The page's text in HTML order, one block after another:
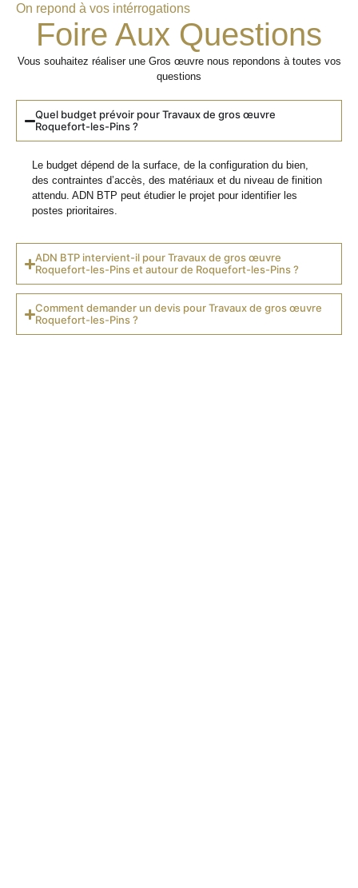
On repond à vos intérrogations
Foire Aux Questions
Vous souhaitez réaliser une Gros œuvre nous repondons à toutes vos
questions
Quel budget prévoir pour Travaux de gros œuvre
Roquefort-les-Pins ?
Le budget dépend de la surface, de la configuration du bien,
des contraintes d’accès, des matériaux et du niveau de finition
attendu. ADN BTP peut étudier le projet pour identifier les
postes prioritaires.
ADN BTP intervient-il pour Travaux de gros œuvre
Roquefort-les-Pins et autour de Roquefort-les-Pins ?
Comment demander un devis pour Travaux de gros œuvre
Roquefort-les-Pins ?